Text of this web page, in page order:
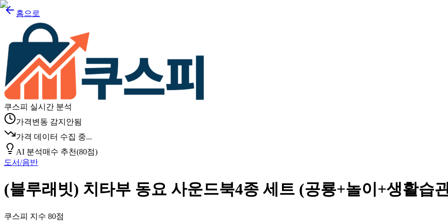
홈으로
쿠스피 실시간 분석
가격변동 감지안됨
가격 데이터 수집 중...
AI 분석매수 추천(80점)
도서/음반
(블루래빗) 치타부 동요 사운드북4종 세트 (공룡+놀이+생활습
쿠스피 지수 80점